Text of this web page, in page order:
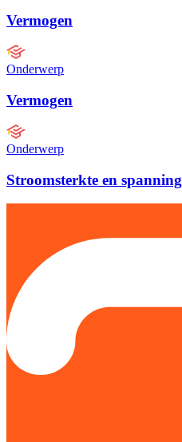
Vermogen
Onderwerp
Vermogen
Onderwerp
Stroomsterkte en spanning